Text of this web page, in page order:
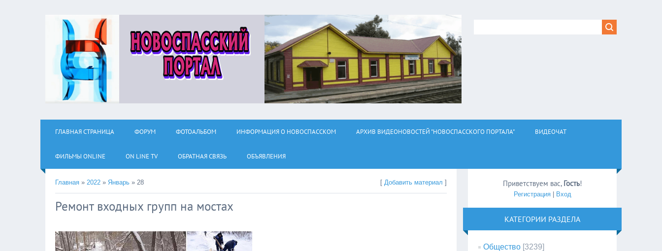
ГЛАВНАЯ СТРАНИЦА ФОРУМ ФОТОАЛЬБОМ ИНФОРМАЦИЯ О НОВОСПАССКОМ АРХИВ ВИДЕОНОВОСТЕЙ "НОВОСПАССКОГО ПОРТАЛА" ВИДЕОЧАТ
ФИЛЬМЫ ОNLINE ON LINE TV ОБРАТНАЯ СВЯЗЬ ОБЪЯВЛЕНИЯ
Главная » 2022 » Январь » 28 [Добавить материал ]
Ремонт входных групп на мостах
Приветствуем вас, Гость!
Регистрация| Вход
КАТЕГОРИИ РАЗДЕЛА
Общество [3239]